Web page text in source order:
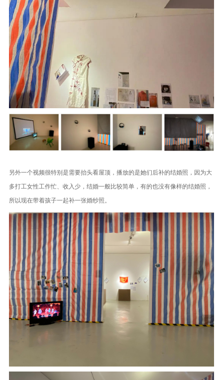
另外一个视频很特别是需要抬头看屋顶，播放的是她们后补的结婚照，因为大
多打工女性工作忙、收入少，结婚一般比较简单，有的也没有像样的结婚照，
所以现在带着孩子一起补一张婚纱照。